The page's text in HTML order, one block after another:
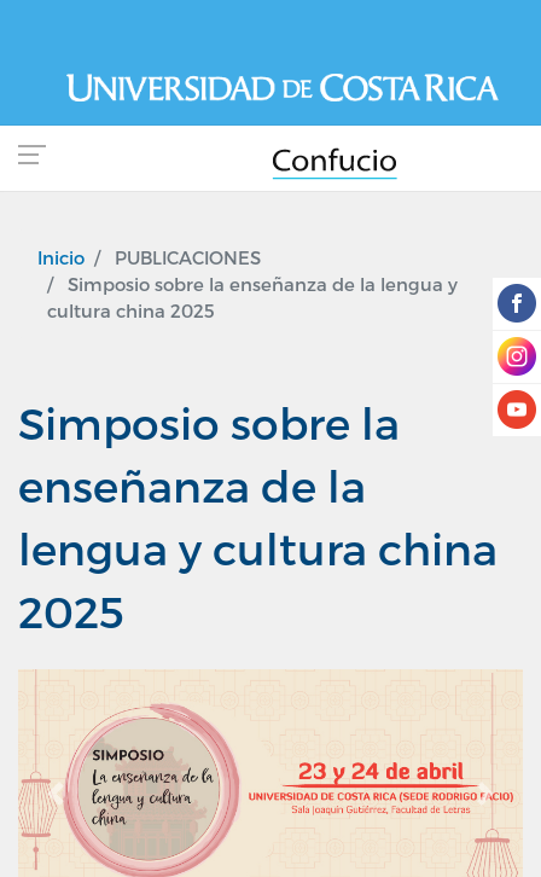
contenido
principal
Inicio
PUBLICACIONES
Simposio sobre la enseñanza de la lengua y
cultura china 2025
Simposio sobre la
enseñanza de la
lengua y cultura china
2025
Previous Next